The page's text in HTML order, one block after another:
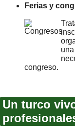
Ferias y
congreso.
Un turco